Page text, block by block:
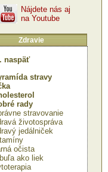
Nájdete nás aj
na Youtube
Zdravie
naspäť
stravy
rady
stravovanie
životospráva
jedálniček
očista
ako liek